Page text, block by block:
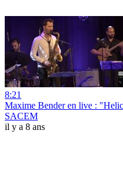
8:21
Maxime Bender en live :
SACEM
il y a 8 ans